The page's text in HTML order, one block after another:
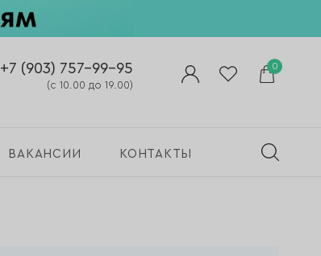
+7 (903) 757-99-95
(с 10.00 до 19.00)
0
ВАКАНСИИ КОНТАКТЫ